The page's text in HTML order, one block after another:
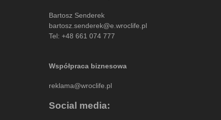
Bartosz Senderek
bartosz.senderek@e.wroclife.pl
Tel: +48 661 074 777
Współpraca biznesowa
reklama@wroclife.pl
Social media: